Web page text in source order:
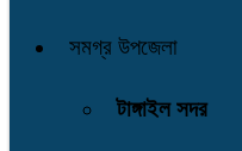
সমগ্র উপজেলা
টাঙ্গাইল সদর